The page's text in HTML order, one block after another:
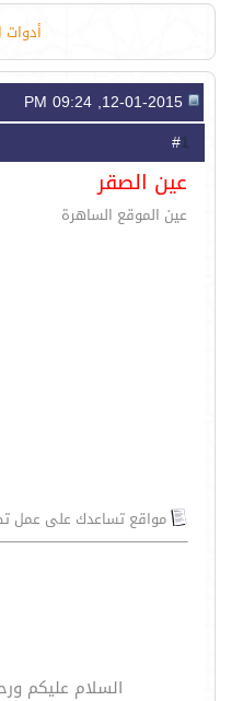
1
عين الصقر
عين الموقع الساهرة
مواقع تساعدك على عمل
السلام عليكم